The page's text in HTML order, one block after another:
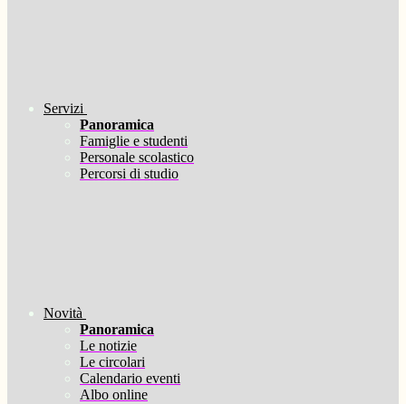
Servizi
Panoramica
Famiglie e studenti
Personale scolastico
Percorsi di studio
Novità
Panoramica
Le notizie
Le circolari
Calendario eventi
Albo online